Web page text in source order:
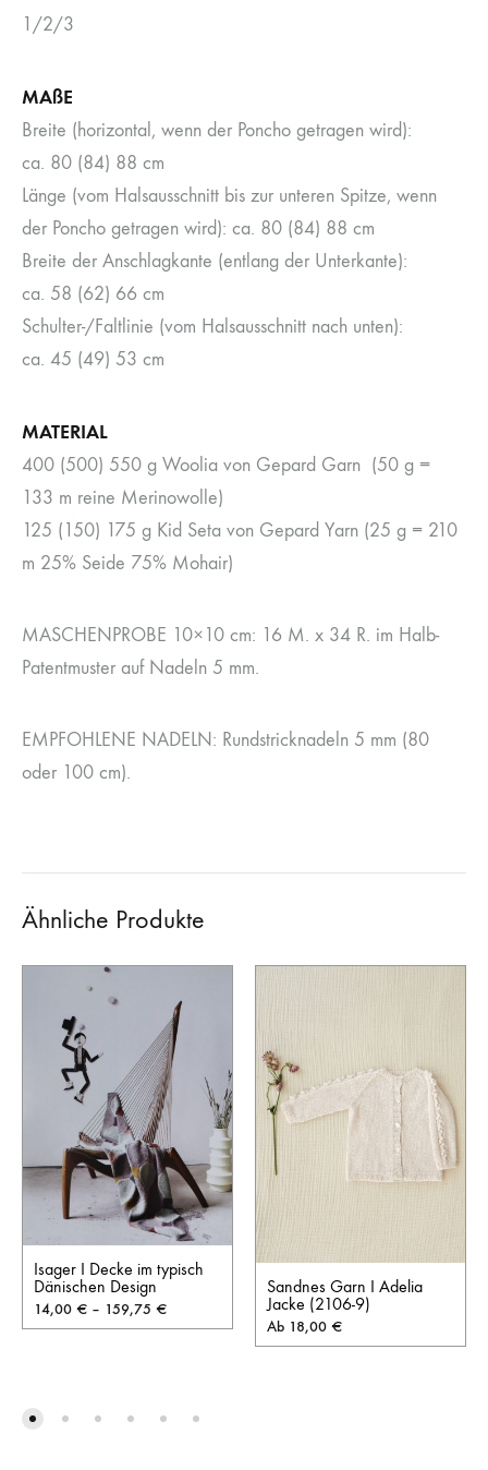
1/2/3
MAßE
Breite (horizontal, wenn der Poncho getragen wird):
ca. 80 (84) 88 cm
Länge (vom Halsausschnitt bis zur unteren Spitze, wenn
der Poncho getragen wird): ca. 80 (84) 88 cm
Breite der Anschlagkante (entlang der Unterkante):
ca. 58 (62) 66 cm
Schulter-/Faltlinie (vom Halsausschnitt nach unten):
ca. 45 (49) 53 cm
MATERIAL
400 (500) 550 g Woolia von Gepard Garn (50 g =
133 m reine Merinowolle)
125 (150) 175 g Kid Seta von Gepard Yarn (25 g = 210
m 25% Seide 75% Mohair)
MASCHENPROBE 10×10 cm: 16 M. x 34 R. im Halb-
Patentmuster auf Nadeln 5 mm.
EMPFOHLENE NADELN: Rundstricknadeln 5 mm (80
oder 100 cm).
Ähnliche Produkte
Isager I Decke im typisch
Dänischen Design
14,00 € – 159,75 €
Sandnes Garn I Adelia
Jacke (2106-9)
Ab 18,00 €